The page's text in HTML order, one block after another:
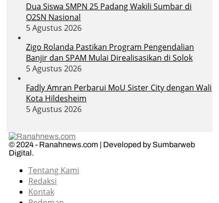
Dua Siswa SMPN 25 Padang Wakili Sumbar di
O2SN Nasional
5 Agustus 2026
Zigo Rolanda Pastikan Program Pengendalian
Banjir dan SPAM Mulai Direalisasikan di Solok
5 Agustus 2026
Fadly Amran Perbarui MoU Sister City dengan Wali
Kota Hildesheim
5 Agustus 2026
© 2024 - Ranahnews.com | Developed by Sumbarweb
Digital.
Tentang Kami
Redaksi
Kontak